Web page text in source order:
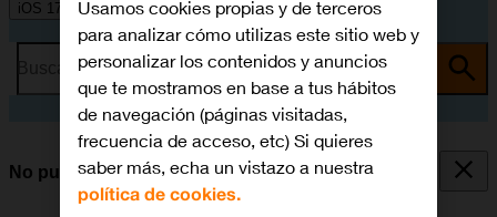
iOS 17
Busca por problema o tema
No puedo enviar ni recibir MMS
Usamos cookies propias y de terceros
para analizar cómo utilizas este sitio web y
personalizar los contenidos y anuncios
que te mostramos en base a tus hábitos
de navegación (páginas visitadas,
frecuencia de acceso, etc) Si quieres
saber más, echa un vistazo a nuestra
política de cookies.